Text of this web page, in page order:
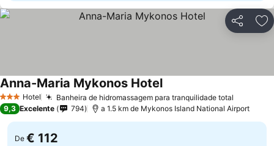
Partilhar
3 EstrelasHotel Banheira de hidromassagem para tranquilidade total
Anna-Maria Mykonos Hotel
9,3 Excelente 794 a 1.5 km de Mykonos Island National Airport
De € 112